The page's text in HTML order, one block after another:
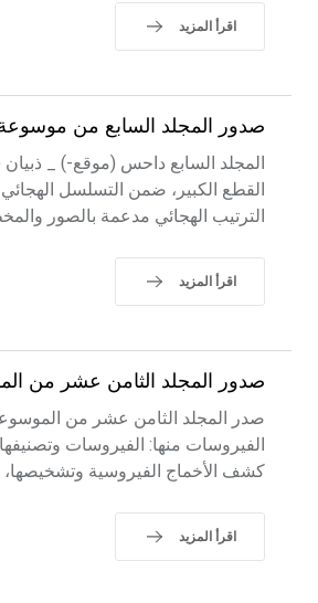
اقرأ المزيد
صدور المجلد السابع من موسوعة
المجلد السابع داحس (موقع-) _
القطع الكبير، ضمن التسلسل
الترتيب الهجائي مدعمة بالصور
اقرأ المزيد
صدور المجلد الثامن عشر من
الفيروسات منها: الفيروسات
كشف الأخماج الفيروسية وتشخيصها،
اقرأ المزيد